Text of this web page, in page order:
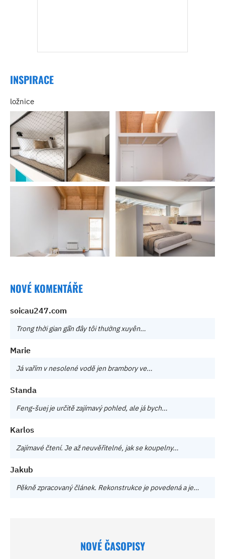
INSPIRACE
ložnice
NOVÉ KOMENTÁŘE
soicau247.com
Trong thời gian gần đây tôi thường xuyên…
Marie
Já vařím v nesolené vodě jen brambory ve…
Standa
Feng-šuej je určitě zajímavý pohled, ale já bych…
Karlos
Zajímavé čtení. Je až neuvěřitelné, jak se koupelny…
Jakub
Pěkně zpracovaný článek. Rekonstrukce je povedená a je…
NOVÉ ČASOPISY